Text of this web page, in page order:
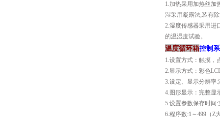
1.加热采用加热丝加
湿采用凝露法,装有
2.湿度传感器采用进
的温湿度试验。
温度循环箱控制
1.设置方式：触摸，
2.显示方式：彩色
3.设定、显示分辨率
4.图形显示：完整显
5.设置参数保存时间
6.程序数:1～499（Z